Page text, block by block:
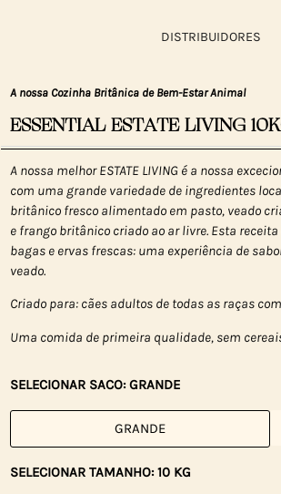
DISTRIBUIDORES
A nossa Cozinha Britânica de Bem-Estar Animal
ESSENTIAL ESTATE LIVING
A nossa melhor ESTATE LIVING é a nossa
com uma grande variedade de ingredientes
britânico fresco alimentado em pasto, veado
e frango britânico criado ao ar livre. Esta
bagas e ervas frescas: uma experiência de
veado.
Criado para: cães adultos de todas as raças
Uma comida de primeira qualidade, sem
SELECIONAR SACO: GRANDE
GRANDE
SELECIONAR TAMANHO: 10 KG